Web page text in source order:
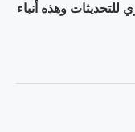
وهذه أنباء